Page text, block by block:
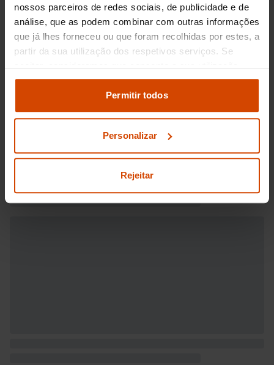
nossos parceiros de redes sociais, de publicidade e de
análise, que as podem combinar com outras informações
que já lhes forneceu ou que foram recolhidas por estes, a
partir da sua utilização dos respetivos serviços. Se
aceitar, consideramos que consente a sua utilização.
Pode modificar as suas opções de consentimento e
definições de cookies
definições e saber mais na nossapolítica de
Permitir todos
Personalizar
Rejeitar